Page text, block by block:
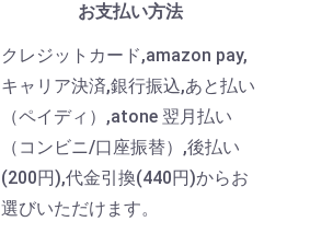
お支払い方法
クレジットカード,amazon pay,
キャリア決済,銀行振込,あと払い
（ペイディ）,atone 翌月払い
（コンビニ/口座振替）,後払い
(200円),代金引換(440円)からお
選びいただけます。